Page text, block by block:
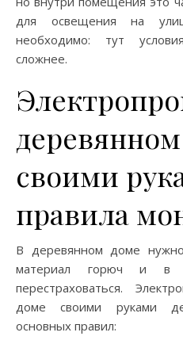
для освещения на
необходимо: тут
сложнее.
своими
правила
В деревянном доме
материал горюч и в
перестраховаться.
доме своими руками
основных правил: